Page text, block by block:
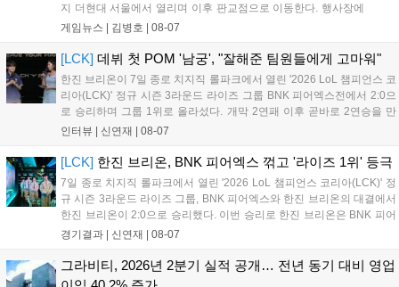
지 더현대 서울에서 열리며 이후 판교점으로 이동한다. 행사장에
는 체험, 스페셜, 무대 존이 마련됐으며 8일 오후 2시 인비테이셔
연 등 다채로운 일정이 준비되어 있다. 사전 예약은 조기 마감될
게임뉴스 | 김병호 | 08-07
[LCK] 데뷔 첫 POM '남궁', "잘해준 팀원들에게 고마워"
한진 브리온이 7일 종로 치지직 롤파크에서 열린 '2026 LoL 챔피언스 코
리아(LCK)' 정규 시즌 3라운드 라이즈 그룹 BNK 피어엑스전에서 2:0으
로 승리하며 그룹 1위로 올라섰다. 개막 2연패 이후 곧바로 2연승을 만
들어내면서 이어질 4라운드에 대한 기대감을 올렸다. 다음은 이날 데뷔
인터뷰 | 신연재 | 08-07
[LCK] 한진 브리온, BNK 피어엑스 꺾고 '라이즈 1위' 등극
7일 종로 치지직 롤파크에서 열린 '2026 LoL 챔피언스 코리아(LCK)' 정
규 시즌 3라운드 라이즈 그룹, BNK 피어엑스와 한진 브리온의 대결에서
한진 브리온이 2:0으로 승리했다. 이번 승리로 한진 브리온은 BNK 피어
엑스를 제치고 라이즈 그룹 1위로 올라섰다. 1세트, 한진 브리온이 '로머'
경기결과 | 신연재 | 08-07
그라비티, 2026년 2분기 실적 공개… 전년 동기 대비 영업